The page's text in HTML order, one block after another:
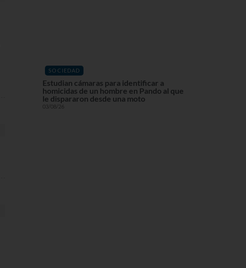
SOCIEDAD
Estudian cámaras para identificar a
homicidas de un hombre en Pando al que
le dispararon desde una moto
03/08/26